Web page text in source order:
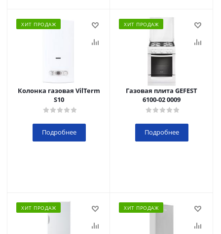
ХИТ ПРОДАЖ
Колонка газовая VilTerm
S10
Подробнее
ХИТ ПРОДАЖ
Газовая плита GEFEST
6100-02 0009
Подробнее
ХИТ ПРОДАЖ ХИТ ПРОДАЖ